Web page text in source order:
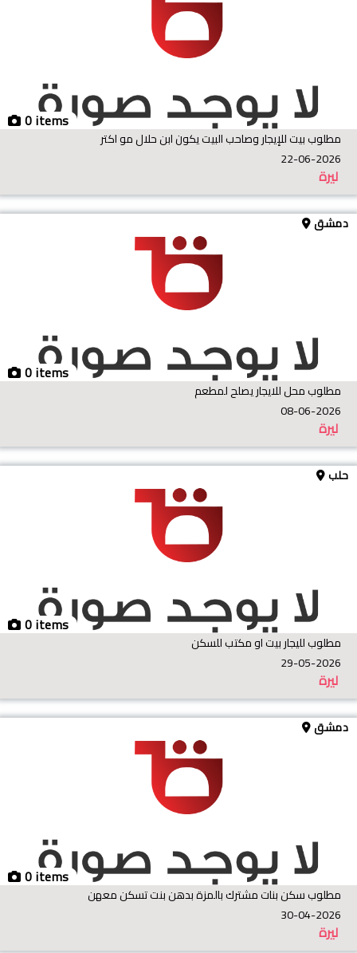
0 items
مطلوب بيت للإيجار وصاحب البيت يكون ابن حلال مو اكتر
22-06-2026
ليرة
0 items
دمشق
مطلوب محل للايجار يصلح لمطعم
08-06-2026
ليرة
0 items
حلب
مطلوب لليجار بيت او مكتب للسكن
29-05-2026
ليرة
0 items
دمشق
مطلوب سكن بنات مشترك بالمزة بدهن بنت تسكن معهن
30-04-2026
ليرة